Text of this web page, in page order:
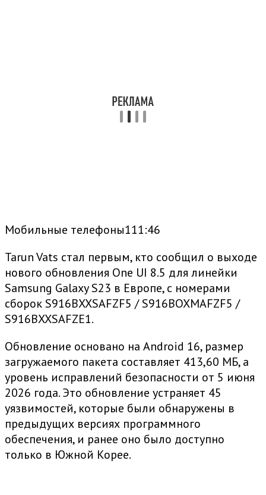
Мобильные телефоны111:46
Tarun Vats стал первым, кто сообщил о выходе
нового обновления One UI 8.5 для линейки
Samsung Galaxy S23 в Европе, с номерами
сборок S916BXXSAFZF5 / S916BOXMAFZF5 /
S916BXXSAFZE1.
Обновление основано на Android 16, размер
загружаемого пакета составляет 413,60 МБ, а
уровень исправлений безопасности от 5 июня
2026 года. Это обновление устраняет 45
уязвимостей, которые были обнаружены в
предыдущих версиях программного
обеспечения, и ранее оно было доступно
только в Южной Корее.